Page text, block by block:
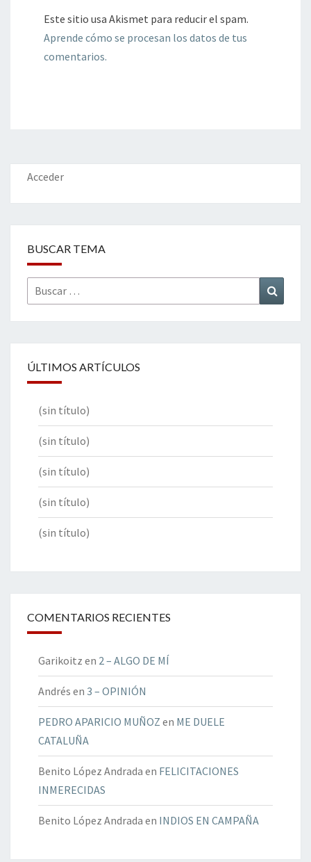
Este sitio usa Akismet para reducir el spam.
Aprende cómo se procesan los datos de tus
comentarios.
Acceder
BUSCAR TEMA
Buscar
por:
ÚLTIMOS ARTÍCULOS
(sin título)
(sin título)
(sin título)
(sin título)
(sin título)
COMENTARIOS RECIENTES
Garikoitz en 2 – ALGO DE MÍ
Andrés en 3 – OPINIÓN
PEDRO APARICIO MUÑOZ en ME DUELE
CATALUÑA
Benito López Andrada en FELICITACIONES
INMERECIDAS
Benito López Andrada en INDIOS EN CAMPAÑA